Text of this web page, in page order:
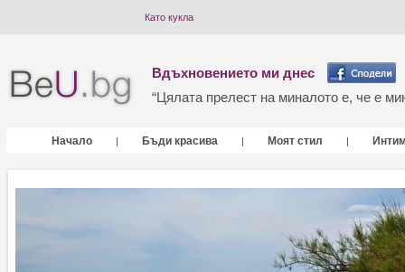
Като кукла
Вдъхновението ми днес
“Цялата прелест на миналото е, че е
Начало | Бъди красива | Моят стил |